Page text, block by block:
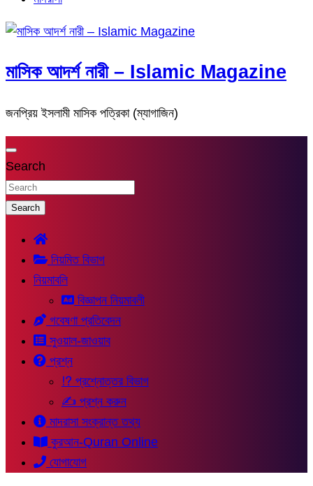
মাসিক আদর্শ নারী – Islamic Magazine
জনপ্রিয় ইসলামী মাসিক পত্রিকা (ম্যাগাজিন)
Search
Search
নিয়মিত বিভাগ
নিয়মাবলি
বিজ্ঞাপন নিয়মাবলী
গবেষণা প্রতিবেদন
সুওয়াল-জাওয়াব
প্রশ্ন
⁉ প্রশ্নোত্তর বিভাগ
✍ প্রশ্ন করুন
মাদরাসা সংক্রান্ত তথ্য
কুরআন-Quran Online
যোগাযোগ